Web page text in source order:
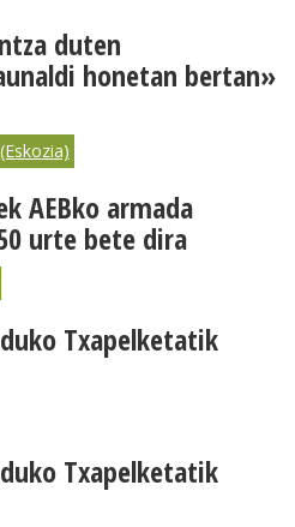
duten
honetan bertan»
AEBko armada
urte bete dira
Txapelketatik
Txapelketatik